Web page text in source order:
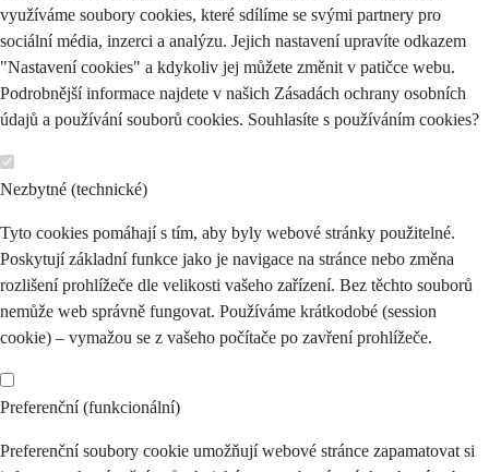
využíváme soubory cookies, které sdílíme se svými partnery pro
sociální média, inzerci a analýzu. Jejich nastavení upravíte odkazem
"Nastavení cookies" a kdykoliv jej můžete změnit v patičce webu.
Podrobnější informace najdete v našich Zásadách ochrany osobních
údajů a používání souborů cookies. Souhlasíte s používáním cookies?
Nezbytné (technické)
Tyto cookies pomáhají s tím, aby byly webové stránky použitelné.
Poskytují základní funkce jako je navigace na stránce nebo změna
rozlišení prohlížeče dle velikosti vašeho zařízení. Bez těchto souborů
nemůže web správně fungovat. Používáme krátkodobé (session
cookie) – vymažou se z vašeho počítače po zavření prohlížeče.
Preferenční (funkcionální)
Preferenční soubory cookie umožňují webové stránce zapamatovat si